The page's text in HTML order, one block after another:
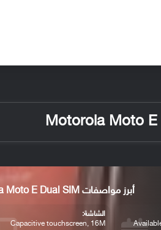
أبرز مواصفات Motorola Moto E Dual SIM
الشاشة:
Capacitive touchscreen, 16M